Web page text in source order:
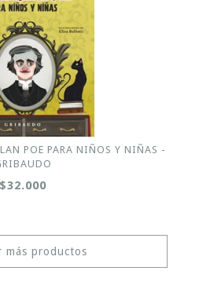
POE PARA NIÑOS Y NIÑAS -
$32.000
más productos